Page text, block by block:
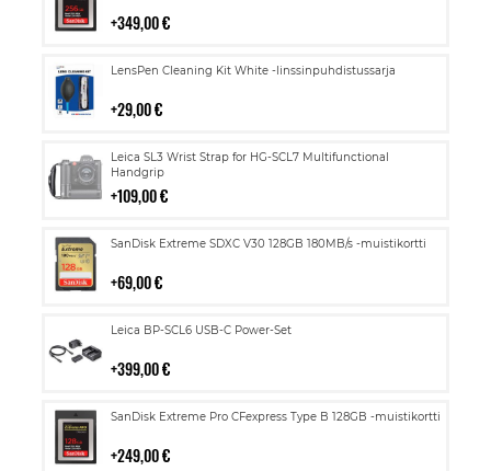
349,00 €
LensPen Cleaning Kit White -linssinpuhdistussarja
29,00 €
Lisää
Leica SL3 Wrist Strap for HG-SCL7 Multifunctional
Handgrip
109,00 €
Lisää
ostoskoriin
SanDisk Extreme SDXC V30 128GB 180MB/s -muistikortti
69,00 €
Lisää
Leica BP-SCL6 USB-C Power-Set
399,00 €
Lisää
SanDisk Extreme Pro CFexpress Type B 128GB -muistikortti
249,00 €
Lisää